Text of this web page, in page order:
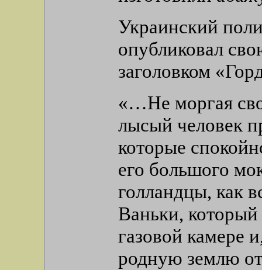
Украинский
опубликовал
заголовком
«…Не моргая
лысый человек
которые
его большого
голландцы, как
Ваньки, который
газовой камере
родную землю